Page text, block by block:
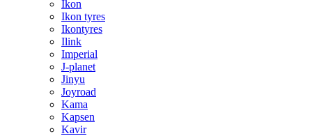
Ikon
Ikon tyres
Ikontyres
Ilink
Imperial
J-planet
Jinyu
Joyroad
Kama
Kapsen
Kavir